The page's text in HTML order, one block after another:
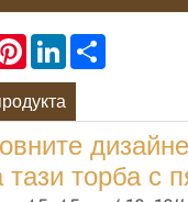
PinterestLinkedIn
тази торба с